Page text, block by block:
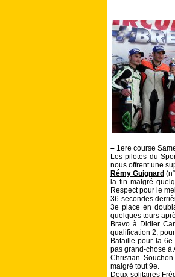
– 1ere course
Les pilotes du
nous offrent une
Rémy Guignard
la fin malgré
Respect pour le
36 secondes
3e place en
quelques tours
Bravo à Didier
qualification 2,
Bataille pour la
pas grand-chose à
Christian
malgré tout 9e.
Deux solitaires